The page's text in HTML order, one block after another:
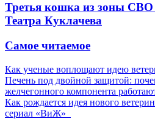
Третья кошка из зоны СВО
Театра Куклачева
Самое читаемое
Как ученые воплощают идею
Печень под двойной защитой:
желчегонного компонента
Как рождается идея нового
сериал «ВиЖ»